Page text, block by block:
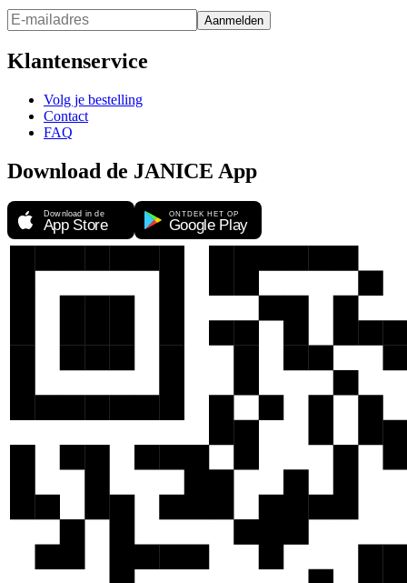
Aanmelden
Klantenservice
Volg je bestelling
Contact
FAQ
Download de JANICE App